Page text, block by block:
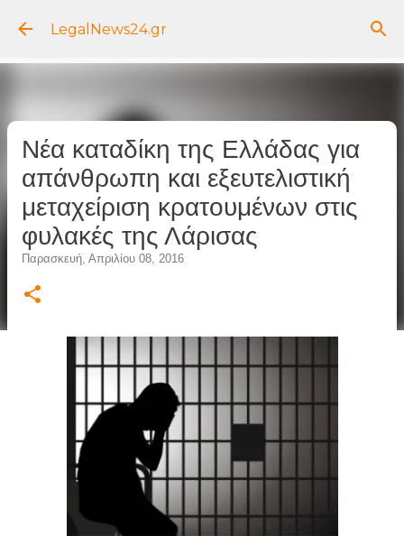
Μετάβαση στο κύριο περιεχόμενο
LegalNews24.gr
Νέα καταδίκη της Ελλάδας για
απάνθρωπη και εξευτελιστική
μεταχείριση κρατουμένων στις
φυλακές της Λάρισας
Παρασκευή, Απριλίου 08, 2016